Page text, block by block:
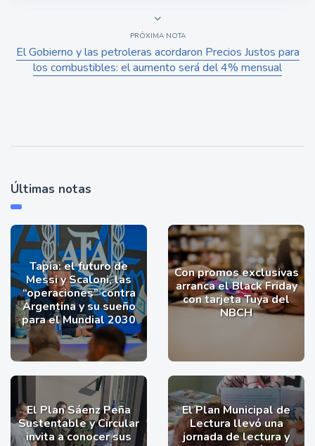
PRÓXIMA NOTA
El Gobierno y las petroleras acordaron Precios Justos para
los combustibles: el aumento será del 4% mensual
Últimas notas
Tapia: el futuro de
Messi y Scaloni, las
“operaciones” contra
Argentina y su sueño
para el Mundial 2030
Con promos exclusivas
arranca el Black Friday
con tarjeta Tuya del
NBCH
El Plan Sáenz Peña
Sustentable y Circular
invita a conocer sus
El Plan Municipal de
Lectura llevó una
jornada de lectura y